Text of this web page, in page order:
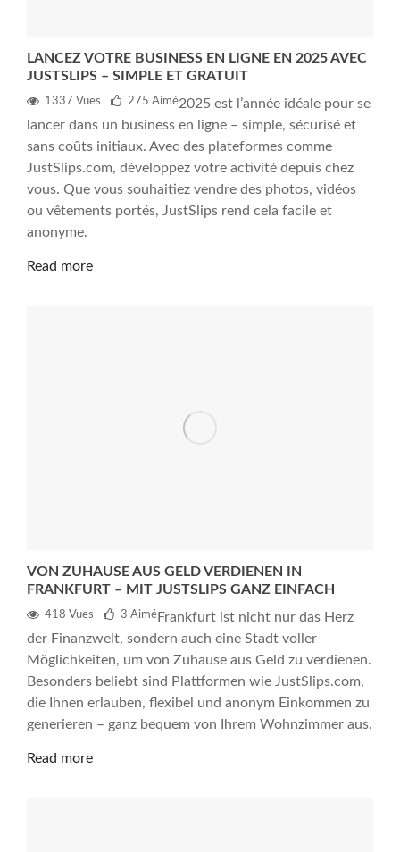
LANCEZ VOTRE BUSINESS EN LIGNE EN 2025 AVEC
JUSTSLIPS – SIMPLE ET GRATUIT
1337 Vues 275 Aimé2025 est l’année idéale pour se
lancer dans un business en ligne – simple, sécurisé et
sans coûts initiaux. Avec des plateformes comme
JustSlips.com, développez votre activité depuis chez
vous. Que vous souhaitiez vendre des photos, vidéos
ou vêtements portés, JustSlips rend cela facile et
anonyme.
Read more
VON ZUHAUSE AUS GELD VERDIENEN IN
FRANKFURT – MIT JUSTSLIPS GANZ EINFACH
418 Vues 3 Aimé Frankfurt ist nicht nur das Herz
der Finanzwelt, sondern auch eine Stadt voller
Möglichkeiten, um von Zuhause aus Geld zu verdienen.
Besonders beliebt sind Plattformen wie JustSlips.com,
die Ihnen erlauben, flexibel und anonym Einkommen zu
generieren – ganz bequem von Ihrem Wohnzimmer aus.
Read more